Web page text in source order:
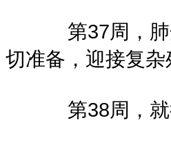
第37周，肺开
切准备，迎接复
第38周，就待